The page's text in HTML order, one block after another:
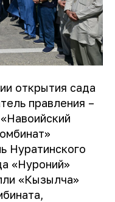
открытия сада
правления –
Нуратинского
«Нуроний»
«Кызылча»